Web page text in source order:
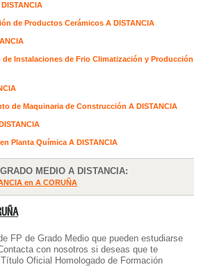
de Productos Cerámicos A DISTANCIA
de Instalaciones de Frio Climatización y Producción
de Maquinaria de Construcción A DISTANCIA
Planta Química A DISTANCIA
MEDIO A DISTANCIA:
en A CORUÑA
FP de Grado Medio que pueden estudiarse
con nosotros si deseas que te
Oficial Homologado de Formación